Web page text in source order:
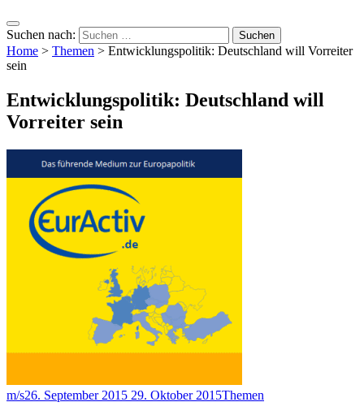
Suchen nach:
Home > Themen > Entwicklungspolitik: Deutschland will Vorreiter
sein
Entwicklungspolitik: Deutschland will
Vorreiter sein
m/s26. September 2015 29. Oktober 2015Themen